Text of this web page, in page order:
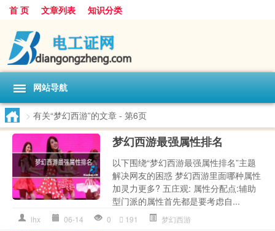
首 页 文章列表 知识分类
网站导航
> 有关“梦幻西游”的文章 - 第6页
梦幻西游最强属性排名
以下围绕“梦幻西游最强属性排名”主题
解决网友的困惑 梦幻西游里面哪种属性
加灵力更多? 五庄观: 属性分配点:辅助
型门派的属性首先都是要考虑自...
lhx 06-14 0 191 梦幻西游